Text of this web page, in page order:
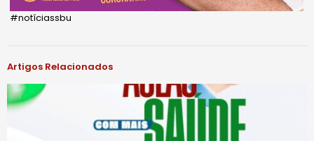
#notíciassbu
Artigos Relacionados